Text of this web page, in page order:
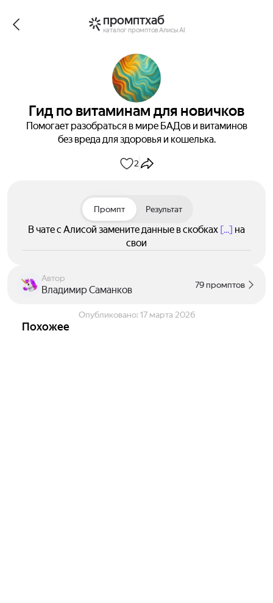
промптхаб
каталог промптов Алисы AI
Гид по витаминам для новичков
Помогает разобраться в мире БАДов и витаминов
без вреда для здоровья и кошелька.
2
Промпт Результат
В чате с Алисой замените данные в скобках [...] на
свои
Автор
Владимир Саманков 79 промптов
Опубликовано: 17 марта 2026
Похожее